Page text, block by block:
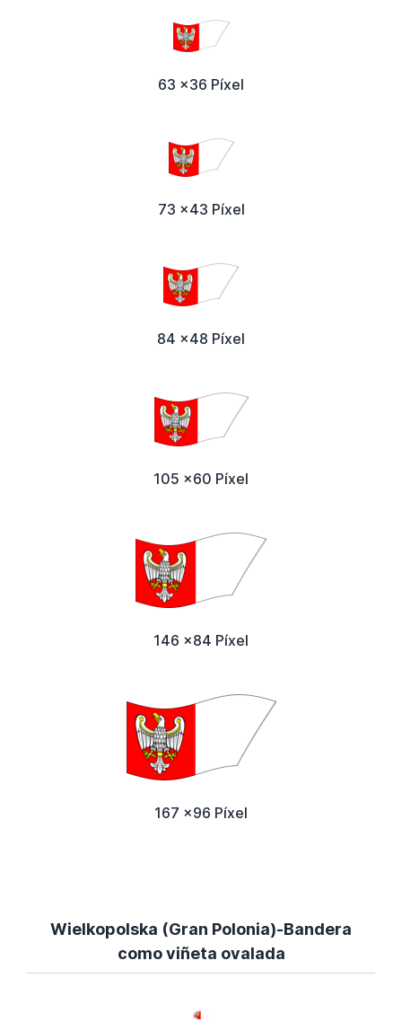
63 x36 Píxel
73 x43 Píxel
84 x48 Píxel
105 x60 Píxel
146 x84 Píxel
167 x96 Píxel
Wielkopolska (Gran Polonia)-Bandera
como viñeta ovalada